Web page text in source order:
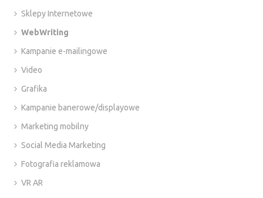
Sklepy Internetowe
WebWriting
Kampanie e-mailingowe
Video
Grafika
Kampanie banerowe/displayowe
Marketing mobilny
Social Media Marketing
Fotografia reklamowa
VR AR